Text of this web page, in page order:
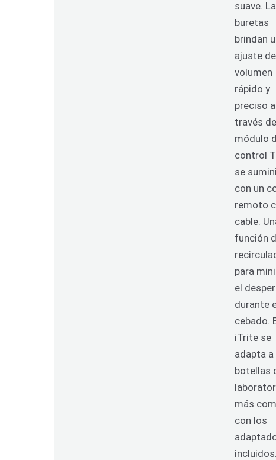
suave.
buretas
brindan
ajuste de
volumen
rápido y
preciso a
través
módulo
control
se
con un
remoto
cable.
función
para
el
durante
cebado.
iTrite se
adapta a
botellas
más
con los
incluidos.